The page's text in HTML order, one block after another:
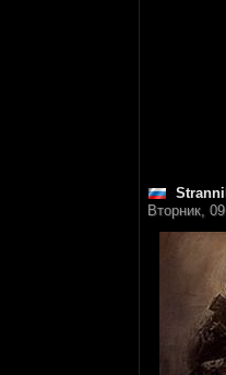
Вторник,